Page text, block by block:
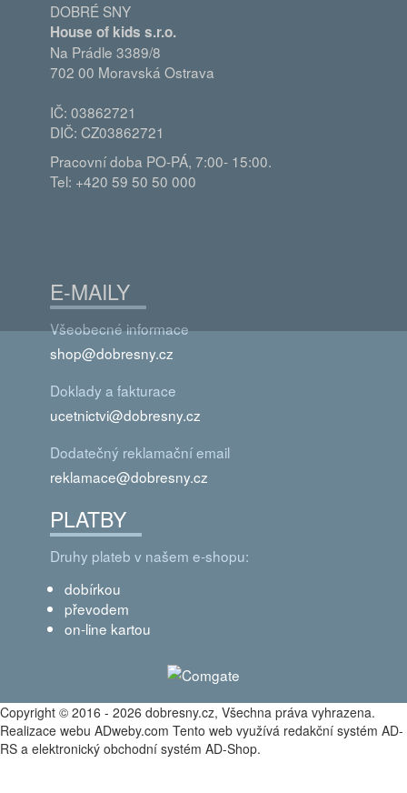
DOBRÉ SNY
House of kids s.r.o.
Na Prádle 3389/8
702 00 Moravská Ostrava
IČ: 03862721
DIČ: CZ03862721
Pracovní doba PO-PÁ, 7:00- 15:00.
Tel: +420 59 50 50 000
E-MAILY
Všeobecné informace
shop@dobresny.cz
Doklady a fakturace
ucetnictvi@dobresny.cz
Dodatečný reklamační email
reklamace@dobresny.cz
PLATBY
Druhy plateb v našem e-shopu:
dobírkou
převodem
on-line kartou
Copyright © 2016 - 2026 dobresny.cz, Všechna práva vyhrazena.
Realizace webu ADweby.com Tento web využívá redakční systém AD-
RS a elektronický obchodní systém AD-Shop.